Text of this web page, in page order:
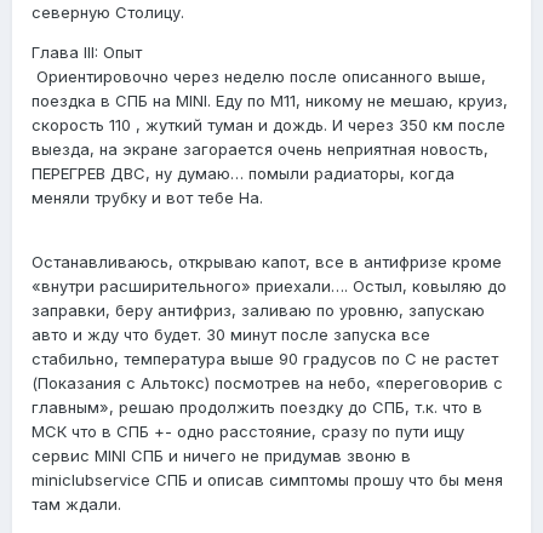
северную Столицу.
Глава III: Опыт
Ориентировочно через неделю после описанного выше,
поездка в СПБ на MINI. Еду по М11, никому не мешаю, круиз,
скорость 110 , жуткий туман и дождь. И через 350 км после
выезда, на экране загорается очень неприятная новость,
ПЕРЕГРЕВ ДВС, ну думаю… помыли радиаторы, когда
меняли трубку и вот тебе На.
Останавливаюсь, открываю капот, все в антифризе кроме
«внутри расширительного» приехали…. Остыл, ковыляю до
заправки, беру антифриз, заливаю по уровню, запускаю
авто и жду что будет. 30 минут после запуска все
стабильно, температура выше 90 градусов по С не растет
(Показания с Альтокс) посмотрев на небо, «переговорив с
главным», решаю продолжить поездку до СПБ, т.к. что в
МСК что в СПБ +- одно расстояние, сразу по пути ищу
сервис MINI СПБ и ничего не придумав звоню в
miniclubservice СПБ и описав симптомы прошу что бы меня
там ждали.